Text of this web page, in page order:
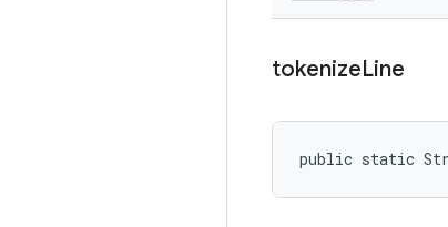
tokenizeLine
public static